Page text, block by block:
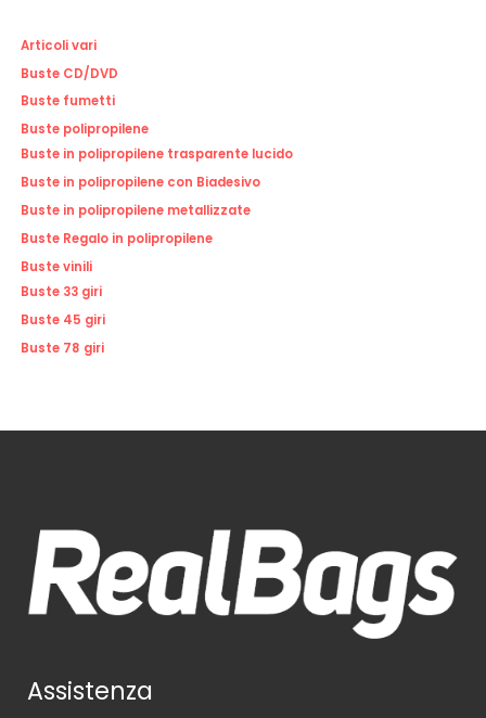
Articoli vari
Buste CD/DVD
Buste fumetti
Buste polipropilene
Buste in polipropilene trasparente lucido
Buste in polipropilene con Biadesivo
Buste in polipropilene metallizzate
Buste Regalo in polipropilene
Buste vinili
Buste 33 giri
Buste 45 giri
Buste 78 giri
Assistenza